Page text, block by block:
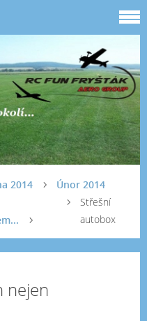
2014 Únor 2014
Střešní
autobox
nejen